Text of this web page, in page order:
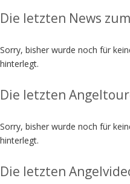
Die letzten News
Sorry, bisher wurde noch für
hinterlegt.
Die letzten
Sorry, bisher wurde noch für
hinterlegt.
Die letzten